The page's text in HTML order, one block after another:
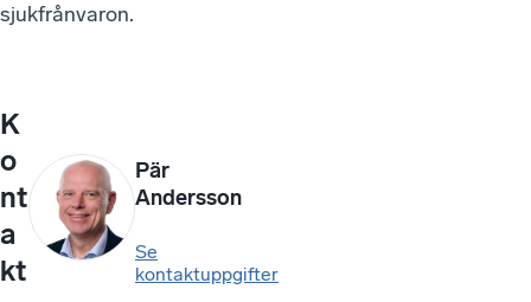
sjukfrånvaron.
K
o
nt
a
kt
Pär
Andersson
Se
kontaktuppgifter